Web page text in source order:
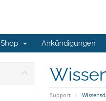
Shop Ankündigungen
Support